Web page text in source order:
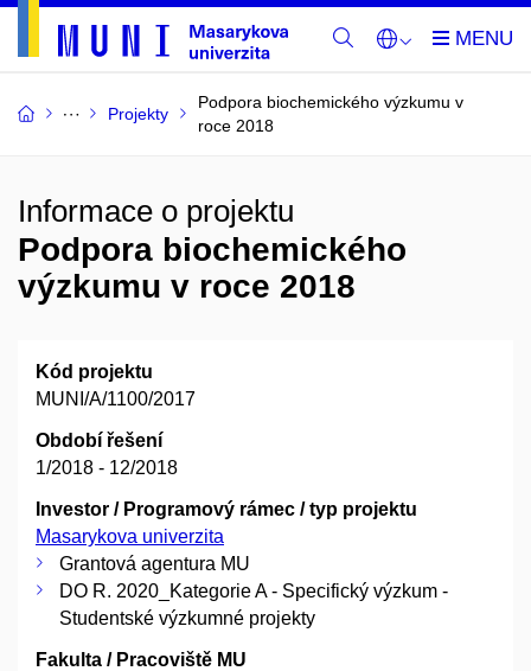
Projekty
Podpora biochemického výzkumu v
roce 2018
Informace o projektu
Podpora biochemického
výzkumu v roce 2018
Kód projektu
MUNI/A/1100/2017
Období řešení
1/2018 - 12/2018
Investor / Programový rámec / typ projektu
Masarykova univerzita
Grantová agentura MU
DO R. 2020_Kategorie A - Specifický výzkum -
Studentské výzkumné projekty
Fakulta / Pracoviště MU